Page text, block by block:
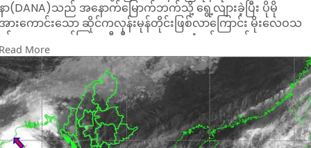
ာ(DANA)သည် အနောက်မြောက်ဘက်သို့ ရွေ့လျားခဲ့ပြီး ပိုမို
ားကောင်းသော ဆိုင်ကလုန်းမုန်တိုင်းဖြစ်လာကြောင်း မိုးလေဝသ
င့် ဇလဗေဒညွှန်ကြားမှုဦးစီးဌာနက ယနေ့နံနက် သတင်း
တ်ပြန်သည်။
င်ကလုန်းမုန်တိုင်းသည် ရခိုင်ပြည်နယ်၊ ဂွမြို့ အနောက်၊
နောက်မြောက်ဘက် ရေမိုင် ၃၆၅ မိုင်ခန့်နှင့် အိန္ဒိယနိုင်ငံ၊ ဩရိဿ
ြည်နယ်၊ ဒမ်မရာမြို့ တောင်ဘက်၊ အရှေ့တောင်ဘက် ရေမိုင် ၁၆၅
င်ခန့်အကွာ ပင်လယ်ပြင်တွင် ဗဟိုပြုနေပြီး မြန်မာနိုင်ငံဘက်သို့
းတည်ရွေ့လျားမည့် အခြေအနေ မရှိသည့်အတွက် အဝါရောင်
More